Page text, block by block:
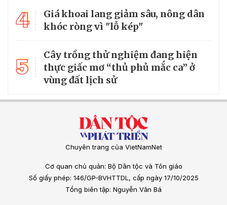
4
Giá khoai lang giảm sâu, nông dân
khóc ròng vì "lỗ kép"
5
Cây trồng thử nghiệm đang hiện
thực giấc mơ “thủ phủ mắc ca” ở
vùng đất lịch sử
Chuyên trang của VietNamNet
Cơ quan chủ quản: Bộ Dân tộc và Tôn giáo
Số giấy phép: 146/GP-BVHTTDL, cấp ngày 17/10/2025
Tổng biên tập: Nguyễn Văn Bá